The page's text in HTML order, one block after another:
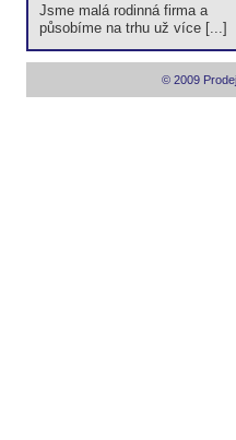
Jsme malá rodinná firma a
působíme na trhu už více [...]
© 2009